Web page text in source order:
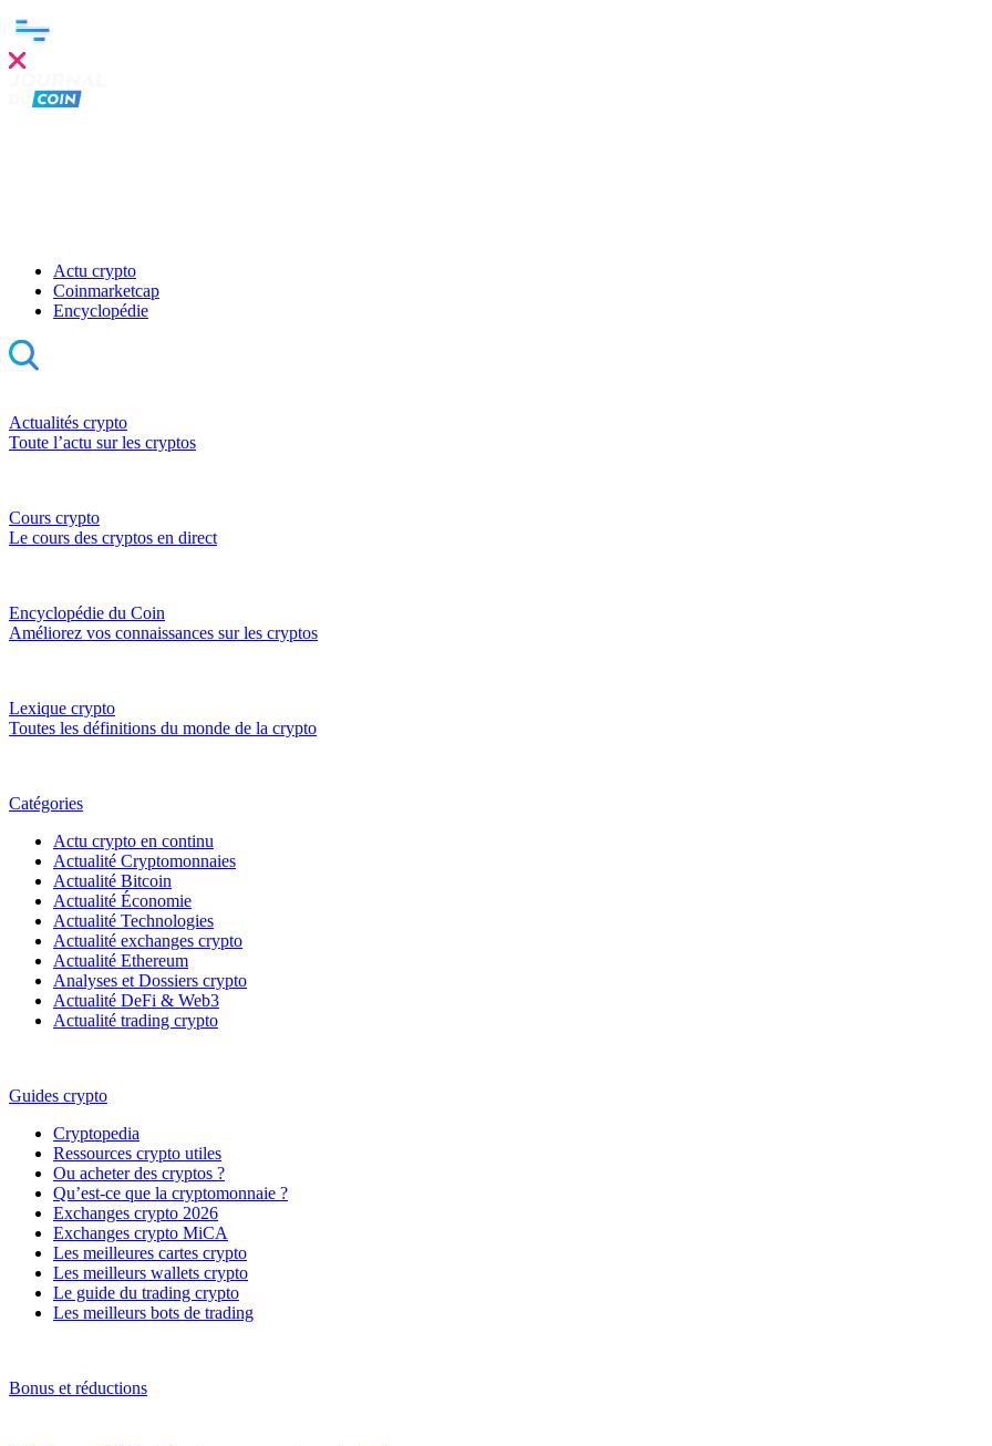
Actu crypto
Coinmarketcap
Encyclopédie
Actualités crypto
Toute l’actu sur les cryptos
Cours crypto
Le cours des cryptos en direct
Encyclopédie du Coin
Améliorez vos connaissances sur les cryptos
Lexique crypto
Toutes les définitions du monde de la crypto
Catégories
Actu crypto en continu
Actualité Cryptomonnaies
Actualité Bitcoin
Actualité Économie
Actualité Technologies
Actualité exchanges crypto
Actualité Ethereum
Analyses et Dossiers crypto
Actualité DeFi & Web3
Actualité trading crypto
Guides crypto
Cryptopedia
Ressources crypto utiles
Ou acheter des cryptos ?
Qu’est-ce que la cryptomonnaie ?
Exchanges crypto 2026
Exchanges crypto MiCA
Les meilleures cartes crypto
Les meilleurs wallets crypto
Le guide du trading crypto
Les meilleurs bots de trading
Bonus et réductions